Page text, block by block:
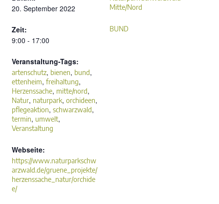
20. September 2022
Zeit:
9:00 - 17:00
Veranstaltung-Tags:
artenschutz, bienen, bund,
ettenheim, freihaltung,
Herzenssache, mitte/nord,
Natur, naturpark, orchideen,
pflegeaktion, schwarzwald,
termin, umwelt,
Veranstaltung
Webseite:
https://www.naturparkschw
arzwald.de/gruene_projekte/
herzenssache_natur/orchide
e/
Mitte/Nord
BUND